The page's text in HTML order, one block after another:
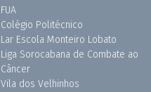
FUA
Colégio Politécnico
Lar Escola Monteiro Lobato
Liga Sorocabana de Combate ao
Câncer
Vila dos Velhinhos